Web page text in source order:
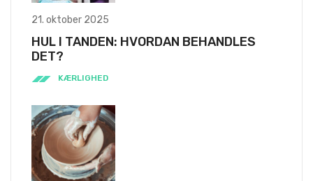
21. oktober 2025
HUL I TANDEN: HVORDAN BEHANDLES
DET?
KÆRLIGHED